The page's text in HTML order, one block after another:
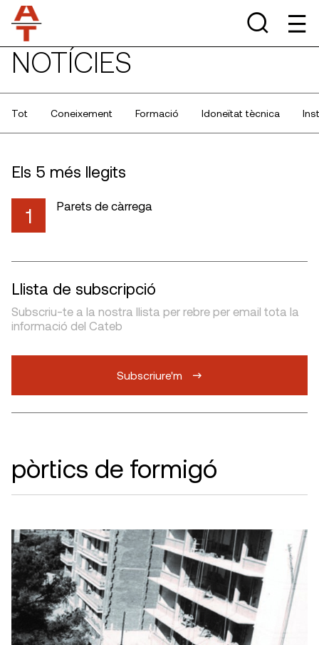
NOTÍCIES
Tot Coneixement Formació Idoneïtat tècnica
Els 5 més llegits
1 Parets de càrrega
Llista de subscripció
Subscriu-te a la nostra llista per rebre per email tota la
informació del Cateb
Subscriure'm
pòrtics de formigó